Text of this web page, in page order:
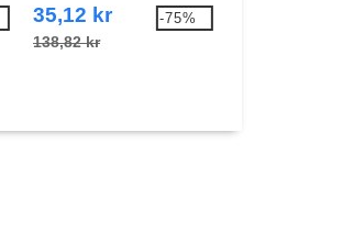
35,12 kr
138,82 kr
-75%